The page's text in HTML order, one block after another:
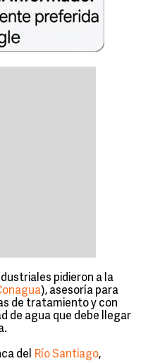
pidieron a la
), asesoría para
de tratamiento y con
de agua que debe llegar
del Río Santiago,